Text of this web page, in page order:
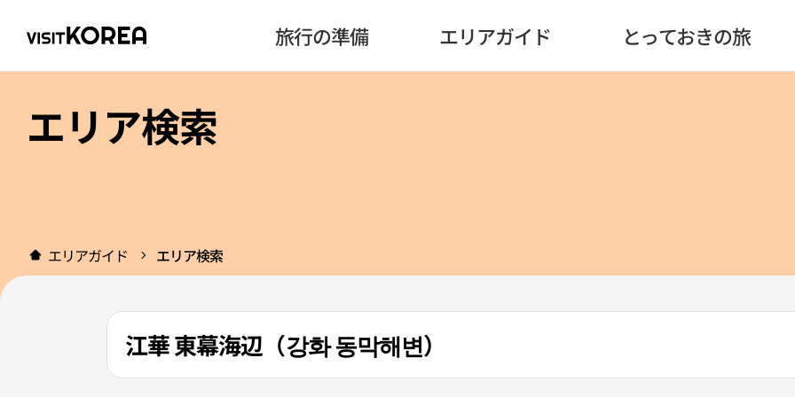
旅行の準備 エリアガイド とっておきの旅
エリア検索
エリアガイド エリア検索
江華 東幕海辺（강화 동막해변）